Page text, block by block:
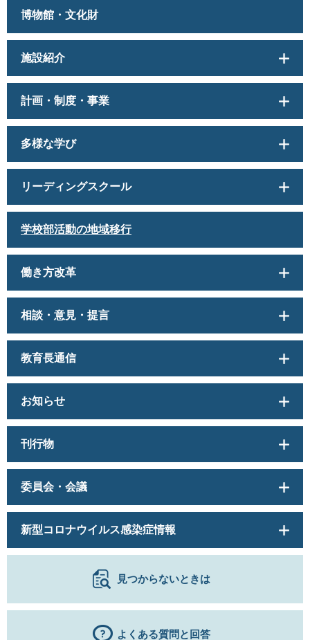
博物館・文化財
施設紹介
計画・制度・事業
多様な学び
リーディングスクール
学校部活動の地域移行
働き方改革
相談・意見・提言
教育長通信
お知らせ
刊行物
委員会・会議
新型コロナウイルス感染症情報
見つからないときは
よくある質問と回答